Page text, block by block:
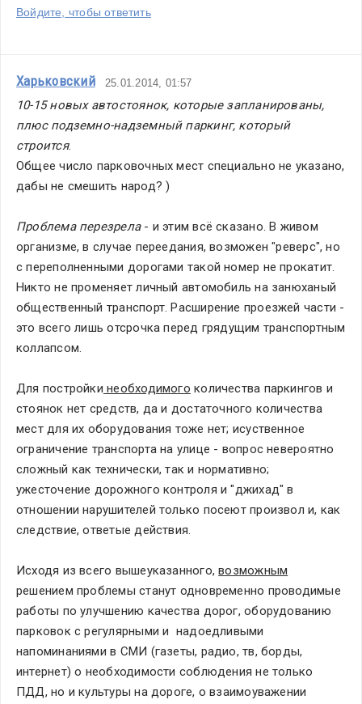
Войдите, чтобы ответить
Харьковский 25.01.2014, 01:57
10-15 новых автостоянок, которые запланированы,
плюс подземно-надземный паркинг, который
строится.
Общее число парковочных мест специально не указано,
дабы не смешить народ? )
Проблема перезрела - и этим всё сказано. В живом
организме, в случае переедания, возможен "реверс", но
с переполненными дорогами такой номер не прокатит.
Никто не променяет личный автомобиль на занюханый
общественный транспорт. Расширение проезжей части -
это всего лишь отсрочка перед грядущим транспортным
коллапсом.
Для постройки необходимого количества паркингов и
стоянок нет средств, да и достаточного количества
мест для их оборудования тоже нет; исуственное
ограничение транспорта на улице - вопрос невероятно
сложный как технически, так и нормативно;
ужесточение дорожного контроля и "джихад" в
отношении нарушителей только посеют произвол и, как
следствие, ответые действия.
Исходя из всего вышеуказанного, возможным
решением проблемы станут одновременно проводимые
работы по улучшению качества дорог, оборудованию
парковок с регулярными и  надоедливыми
напоминаниями в СМИ (газеты, радио, тв, борды,
интернет) о необходимости соблюдения не только
ПДД, но и культуры на дороге, о взаимоуважении